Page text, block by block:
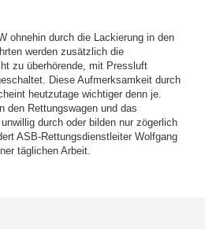
ohnehin durch die Lackierung in den
werden zusätzlich die
zu überhörende, mit Pressluft
Diese Aufmerksamkeit durch
heutzutage wichtiger denn je.
den Rettungswagen und das
durch oder bilden nur zögerlich
ASB-Rettungsdienstleiter Wolfgang
täglichen Arbeit.